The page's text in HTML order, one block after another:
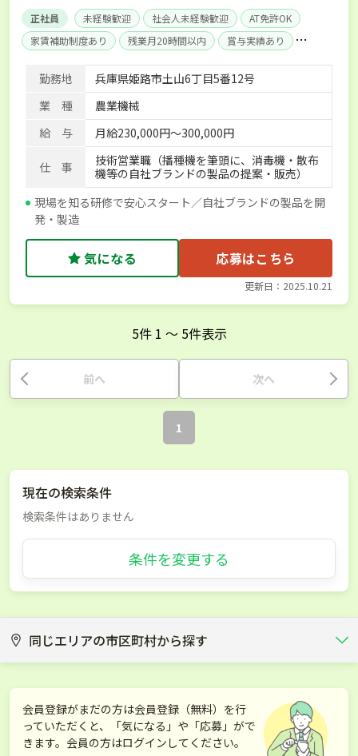
正社員 未経験歓迎 社会人未経験歓迎
AT免許OK
家賃補助制度あり
残業月20時間以内
賞与実績あり
年間休日100日以上
産休･育休取得実績あり
社会保険完備
寮･社宅相談可
勤務地
兵庫県姫路市土山6丁目5番12号
業 種
農業機械
給 与
月給230,000円～300,000円
仕 事
技術営業職（播種機を筆頭に、消毒機・散布
機等の自社ブランドの製品の提案・販売）
現場を知る研修で安心スタート／自社ブランドの製品を開
発・製造
気になる 応募はこちら
更新日：2025.10.21
5件 1 〜 5件表示
前へ 次へ
1
現在の検索条件
検索条件はありません
条件を変更する
同じエリアの市区町村から探す
西宮市 相生市
会員登録がまだの方は会員登録（無料）を行
っていただくと、「気になる」や「応募」がで
きます。会員の方はログインしてください。